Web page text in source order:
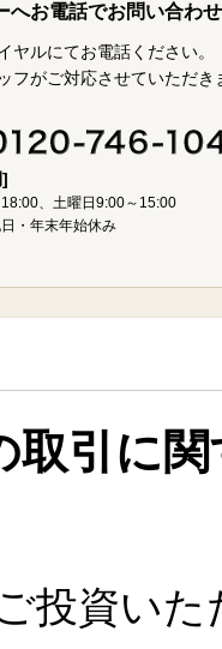
へお電話でお問い合わせ
ヤルにてお電話ください。
フがご対応させていただき
、土曜日9:00～15:00
・年末年始休み
取引に
投資い